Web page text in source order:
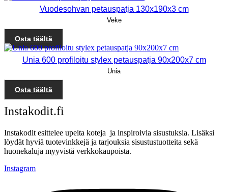
Vuodesohvan petauspatja 130x190x3 cm
Veke
Osta täältä
Unia 600 profiloitu stylex petauspatja 90x200x7 cm
Unia
Osta täältä
Instakodit.fi
Instakodit esittelee upeita koteja ja inspiroivia sisustuksia. Lisäksi
löydät hyviä tuotevinkkejä ja tarjouksia sisustustuotteita sekä
huonekaluja myyvistä verkkokaupoista.
Instagram